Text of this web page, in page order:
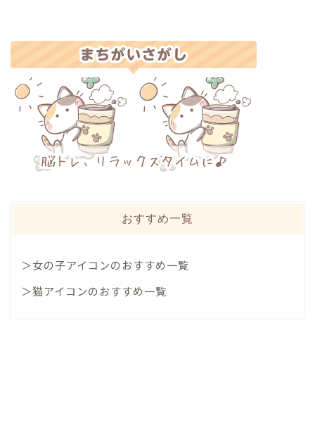
おすすめ一覧
＞女の子アイコンのおすすめ一覧
＞猫アイコンのおすすめ一覧